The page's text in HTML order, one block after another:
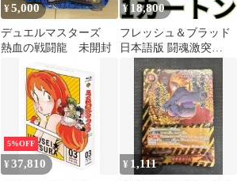
¥5,000
デュエルマスターズ
熱血の戦闘龍 未開封
¥ 18,800
フレッシュ＆ブラッド
日本語版 闘魂激突
(Super Slam) ブースタ
ー 4BOX
5%OFF
¥37,810 ¥ 1,111